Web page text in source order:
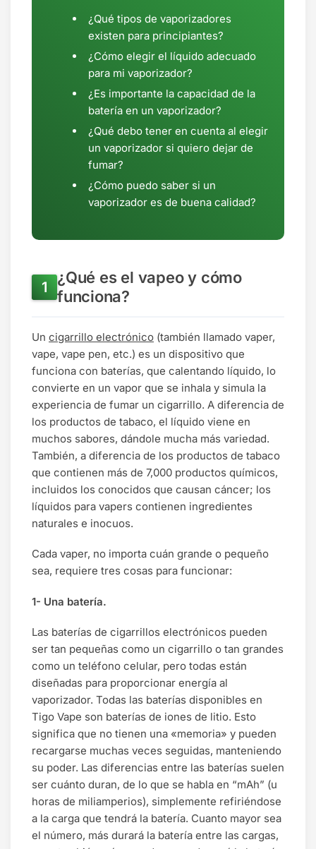
¿Qué tipos de vaporizadores
existen para principiantes?
¿Cómo elegir el líquido adecuado
para mi vaporizador?
¿Es importante la capacidad de la
batería en un vaporizador?
¿Qué debo tener en cuenta al elegir
un vaporizador si quiero dejar de
fumar?
¿Cómo puedo saber si un
vaporizador es de buena calidad?
¿Qué es el vapeo y cómo
funciona?
Un cigarrillo electrónico (también llamado vaper,
vape, vape pen, etc.) es un dispositivo que
funciona con baterías, que calentando líquido, lo
convierte en un vapor que se inhala y simula la
experiencia de fumar un cigarrillo. A diferencia de
los productos de tabaco, el líquido viene en
muchos sabores, dándole mucha más variedad.
También, a diferencia de los productos de tabaco
que contienen más de 7,000 productos químicos,
incluidos los conocidos que causan cáncer; los
líquidos para vapers contienen ingredientes
naturales e inocuos.
Cada vaper, no importa cuán grande o pequeño
sea, requiere tres cosas para funcionar:
1- Una batería.
Las baterías de cigarrillos electrónicos pueden
ser tan pequeñas como un cigarrillo o tan grandes
como un teléfono celular, pero todas están
diseñadas para proporcionar energía al
vaporizador. Todas las baterías disponibles en
Tigo Vape son baterías de iones de litio. Esto
significa que no tienen una «memoria» y pueden
recargarse muchas veces seguidas, manteniendo
su poder. Las diferencias entre las baterías suelen
ser cuánto duran, de lo que se habla en “mAh” (u
horas de miliamperios), simplemente refiriéndose
a la carga que tendrá la batería. Cuanto mayor sea
el número, más durará la batería entre las cargas,